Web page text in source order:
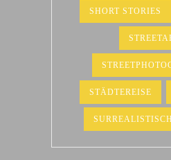
SHORT STORIES
STÄDTEREISE
SURREALISTISCH